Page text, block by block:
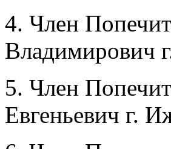
4. Член
Владимирович
5. Член
Евгеньевич г.